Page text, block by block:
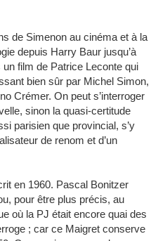
de Simenon au cinéma et à la
depuis Harry Baur jusqu’à
film de Patrice Leconte qui
bien sûr par Michel Simon,
Crémer. On peut s’interroger
sinon la quasi-certitude
parisien que provincial, s’y
de renom et d’un
en 1960. Pascal Bonitzer
pour être plus précis, au
où la PJ était encore quai des
; car ce Maigret conserve